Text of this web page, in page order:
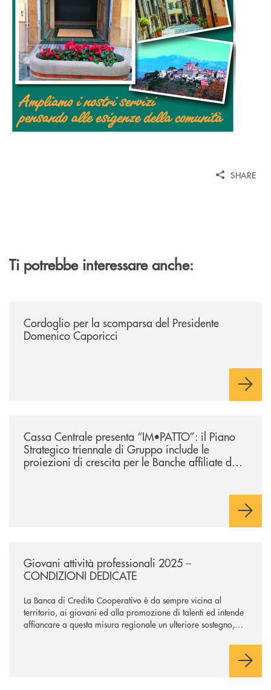
SHARE
Ti potrebbe interessare anche:
Cordoglio per la scomparsa del Presidente
Domenico Caporicci
Cassa Centrale presenta “IM•PATTO”: il Piano
Strategico triennale di Gruppo include le
proiezioni di crescita per le Banche affiliate del
Giovani attività professionali 2025 –
CONDIZIONI DEDICATE
La Banca di Credito Cooperativo è da sempre vicina al
territorio, ai giovani ed alla promozione di talenti ed intende
affiancare a questa misura regionale un ulteriore sostegno,